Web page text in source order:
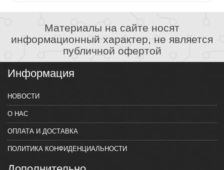
Материалы на сайте носят
информационный характер, не является
публичной офертой
Информация
НОВОСТИ
О НАС
ОПЛАТА И ДОСТАВКА
ПОЛИТИКА КОНФИДЕНЦИАЛЬНОСТИ